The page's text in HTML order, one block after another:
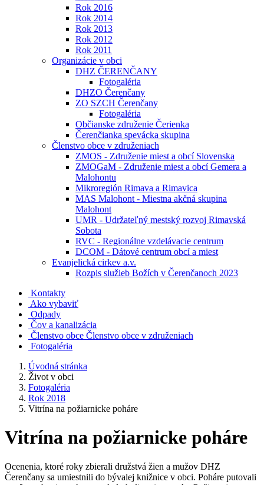
Rok 2016
Rok 2014
Rok 2013
Rok 2012
Rok 2011
Organizácie v obci
DHZ ČERENČANY
Fotogaléria
DHZO Čerenčany
ZO SZCH Čerenčany
Fotogaléria
Občianske združenie Čerienka
Čerenčianka spevácka skupina
Členstvo obce v združeniach
ZMOS - Združenie miest a obcí Slovenska
ZMOGaM - Združenie miest a obcí Gemera a
Malohontu
Mikroregión Rimava a Rimavica
MAS Malohont - Miestna akčná skupina
Malohont
UMR - Udržateľný mestský rozvoj Rimavská
Sobota
RVC - Regionálne vzdelávacie centrum
DCOM - Dátové centrum obcí a miest
Evanjelická cirkev a.v.
Rozpis služieb Božích v Čerenčanoch 2023
Kontakty
Ako vybaviť
Odpady
Čov a kanalizácia
Členstvo obce Členstvo obce v združeniach
Fotogaléria
Úvodná stránka
Život v obci
Fotogaléria
Rok 2018
Vitrína na požiarnicke poháre
Vitrína na požiarnicke poháre
Ocenenia, ktoré roky zbierali družstvá žien a mužov DHZ
Čerenčany sa umiestnili do bývalej knižnice v obci. Poháre putovali